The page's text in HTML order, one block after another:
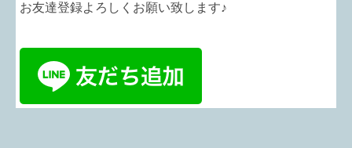
お友達登録よろしくお願い致します♪